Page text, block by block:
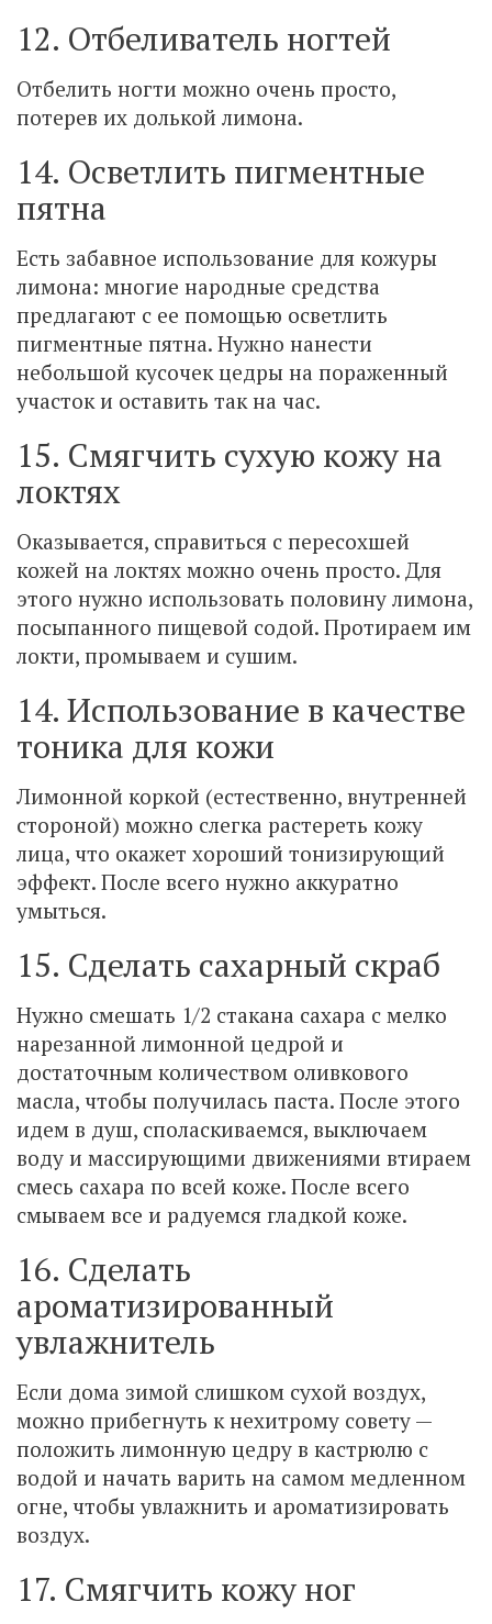
12. Отбеливатель ногтей
Отбелить ногти можно очень просто,
потерев их долькой лимона.
14. Осветлить пигментные
пятна
Есть забавное использование для кожуры
лимона: многие народные средства
предлагают с ее помощью осветлить
пигментные пятна. Нужно нанести
небольшой кусочек цедры на пораженный
участок и оставить так на час.
15. Смягчить сухую кожу на
локтях
Оказывается, справиться с пересохшей
кожей на локтях можно очень просто. Для
этого нужно использовать половину лимона,
посыпанного пищевой содой. Протираем им
локти, промываем и сушим.
14. Использование в качестве
тоника для кожи
Лимонной коркой (естественно, внутренней
стороной) можно слегка растереть кожу
лица, что окажет хороший тонизирующий
эффект. После всего нужно аккуратно
умыться.
15. Сделать сахарный скраб
Нужно смешать 1/2 стакана сахара с мелко
нарезанной лимонной цедрой и
достаточным количеством оливкового
масла, чтобы получилась паста. После этого
идем в душ, споласкиваемся, выключаем
воду и массирующими движениями втираем
смесь сахара по всей коже. После всего
смываем все и радуемся гладкой коже.
16. Сделать
ароматизированный
увлажнитель
Если дома зимой слишком сухой воздух,
можно прибегнуть к нехитрому совету —
положить лимонную цедру в кастрюлю с
водой и начать варить на самом медленном
огне, чтобы увлажнить и ароматизировать
воздух.
17. Смягчить кожу ног